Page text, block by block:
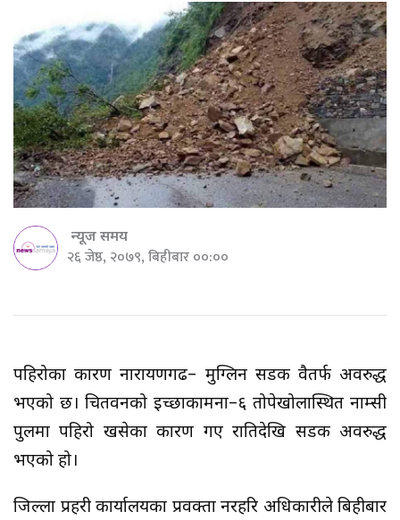
न्यूज समय
२६ जेष्ठ, २०७९, बिहीबार ००:००
पहिरोका कारण नारायणगढ– मुग्लिन सडक दुवैतर्फ अवरुद्ध
भएको छ। चितवनको इच्छाकामना–६ तोपेखोलास्थित नाम्सी
पुलमा पहिरो खसेका कारण गए रातिदेखि सडक अवरुद्ध
भएको हो।
जिल्ला प्रहरी कार्यालयका प्रवक्ता नरहरि अधिकारीले बिहीबार